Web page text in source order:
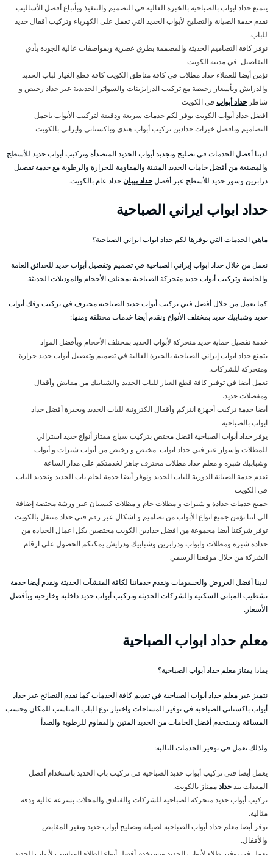
يتمتع حداد ابواب بالصباحية بالخبرة العالية في التصميم والتنفيذ وبأتباع أفضل الأساليب.
نقدم خدمة الصيانة والتصليح لأبواب الحديد التي تعمل على الكهرباء وتركيب أقفال حديد
للباب.
نوفر كافة التصاميم الحديثة والمصممة بطرق عصرية وبمواصفات عالية الجودة بأدق
التفاصيل في مدينة الكويت
نؤمن أيضا للعملاء حداد مظلات في كافة مناطق الكويت كافة قطع الغيار لباب الحديد
والدرايش وبأسعار رخيصة مع تركيب الدرابزينات والسواتر الحديدية عبر حداد رخيص و
شاطر حداد أبواب في الكويت
افضل حداد أبواب الكويت يوفر لكم خدمات سريعة ودقيقة لتركيب الأبواب باجمل
التصاميم وبافضل خبرات حدادين تركيب أبواب هندي وباكستاني وايراني بالكويت
لدينا أفضل الخدمات في تصليح وتجديد أبواب الحديد المتصدأة وتركيب أبواب حديد للأسطح
والمصنعة من أفضل خامات الحديد المتينة والمقاومة للحرارة والرطوبة مع خدمة تفصيل
درابزين وسور حديد للأسطح عبر أفضلحداد بيبانحداد عام بالكويت.
حداد ابواب ايراني الصباحية
ماهي الخدمات التي يوفرها لكم حداد ابواب ابراني الصباحية؟
نعمل من خلال حداد ابواب إيراني الصباحية في تصميم وتفصيل أبواب حديد للحدائق العامة
والخاصة وتركيب أبواب حديد متحركة الصباحية بمختلف الأحجام والموديلات الحديثة.
كما نعمل من خلال أفضل فني تركيب أبواب حديد الصباحية محترف في تركيب وفك أبواب
حديد وشبابيك حديد بمختلف الأنواع ونقدم أيضا خدمات مختلفة ومنها:
خدمة تفصيل حماية حديد متحركة لأبواب الحديد بمختلف الأحجام وبأفضل المواد
يتمتع حداد ابواب إيراني الصباحية بالخبرة العالية في تصميم وتفصيل أبواب حديد جرارة
ومتحركة للشركات.
نعمل أيضا في توفير كافة قطع الغيار للباب الحديد والشبابيك من مقابض وأقفال
ومفصلات حديد.
أيضا خدمة تركيب أجهزة انتركم وأقفال الكترونية للباب الحديد وبخبرة أفضل حداد
ابواب بالصباحية
يوفر حداد أبواب الصباحية افضل مختص بتركيب سياج ممتاز أنواع حديد استرالي
للمظلات واسوار عبر فني حداد ابواب مختص و رخيص من أبواب شبرات و أبواب
وشبابيك شبره و معلم حداد مظلات محترف جاهز لخدمتكم على مدار الساعة
نقدم خدمة الصيانة الدورية للباب الحديد ونوفر أيضا خدمة لحام باب الحديد وتجديد الباب
في الكويت
جميع خدمات حدادة و شبرات و مظلات خام و مظلات كيسبان عبر ورشة مختصة إضافة
الى اننا نؤمن جميع انواع الأبواب من تصاميم و اشكال عبر رقم فني حداد متنقل بالكويت
توفر شركتنا أيضا مجموعة من افضل حدادين الكويت مختصين بكل اعمال الحداده من
حدادة شبره ومظلات وابواب ودرابزين وشبابيك ودرايش يمكنكم الحصول على ارقام
الشركة من خلال موقعنا الرسمي
لدينا أفضل العروض والحسومات ونقدم خدماتنا لكافة المنشآت الحديثة ونقدم أيضا خدمة
تشطيب المباني السكنية والشركات الحديثة وتركيب أبواب حديد داخلية وخارجية وبأفضل
الأسعار.
معلم حداد ابواب الصباحية
بماذا يمتاز معلم حداد أبواب الصباحية؟
نتميز عبر معلم حداد أبواب الصباحية في تقديم كافة الخدمات كما نقدم النصائح عبر حداد
أبواب باكستاني الصباحية في توفير المساحات واختيار نوع الباب المناسب للمكان وحسب
المسافة ونستخدم أفضل الخامات من الحديد المتين والمقاوم للرطوبة والصدأ
ولذلك نعمل في توفير الخدمات التالية:
يعمل أيضا فني تركيب أبواب حديد الصباحية في تركيب باب الحديد باستخدام أفضل
المعدات بيدحدادممتاز بالكويت.
تركيب أبواب حديد متحركة الصباحية للشركات والفنادق والمحلات بسرعة عالية ودقة
مثالية.
نوفر أيضا معلم حداد أبواب الصباحية لصيانة وتصليح أبواب حديد وتغير المقابض
والأقفال.